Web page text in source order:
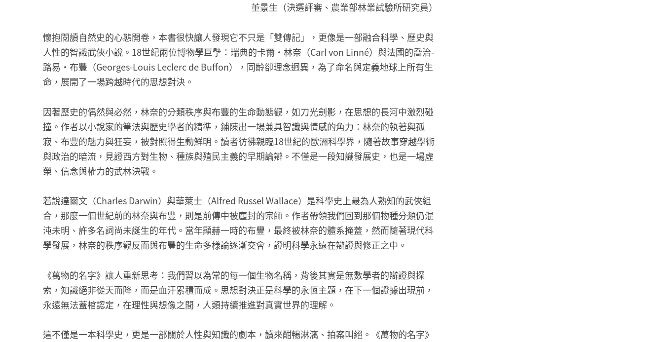
董景生（決選評審、農業部林業試驗所研究員）
懷抱閱讀自然史的心態開卷，本書很快讓人發現它不只是「雙傳記」，更像是一部融合科學、歷史與
人性的智識武俠小說。18世紀兩位博物學巨擘：瑞典的卡爾・林奈（Carl von Linné）與法國的喬治-
路易・布豐（Georges-Louis Leclerc de Buffon），同齡卻理念迥異，為了命名與定義地球上所有生
命，展開了一場跨越時代的思想對決。
因著歷史的偶然與必然，林奈的分類秩序與布豐的生命動態觀，如刀光劍影，在思想的長河中激烈碰
撞。作者以小說家的筆法與歷史學者的精準，鋪陳出一場兼具智識與情感的角力：林奈的執著與孤
寂、布豐的魅力與狂妄，被對照得生動鮮明。讀者彷彿親臨18世紀的歐洲科學界，隨著故事穿越學術
與政治的暗流，見證西方對生物、種族與殖民主義的早期論辯。不僅是一段知識發展史，也是一場虛
榮、信念與權力的武林決戰。
若說達爾文（Charles Darwin）與華萊士（Alfred Russel Wallace）是科學史上最為人熟知的武俠組
合，那麼一個世紀前的林奈與布豐，則是前傳中被塵封的宗師。作者帶領我們回到那個物種分類仍混
沌未明、許多名詞尚未誕生的年代。當年顯赫一時的布豐，最終被林奈的體系掩蓋，然而隨著現代科
學發展，林奈的秩序觀反而與布豐的生命多樣論逐漸交會，證明科學永遠在辯證與修正之中。
《萬物的名字》讓人重新思考：我們習以為常的每一個生物名稱，背後其實是無數學者的辯證與探
索，知識絕非從天而降，而是血汗累積而成。思想對決正是科學的永恆主題，在下一個證據出現前，
永遠無法蓋棺認定，在理性與想像之間，人類持續推進對真實世界的理解。
這不僅是一本科學史，更是一部關於人性與知識的劇本，讀來酣暢淋漓、拍案叫絕。《萬物的名字》